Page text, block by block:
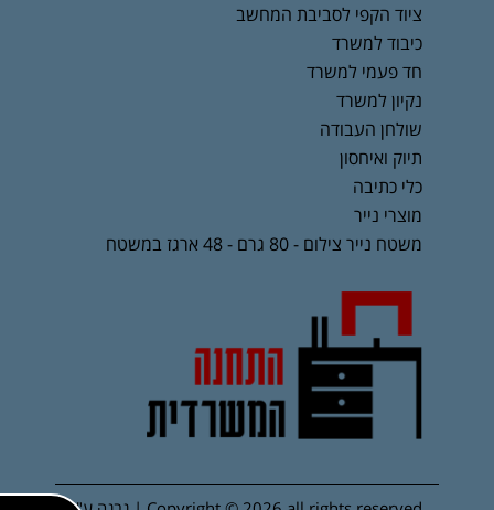
ציוד הקפי לסביבת המחשב
כיבוד למשרד
חד פעמי למשרד
נקיון למשרד
שולחן העבודה
תיוק ואיחסון
כלי כתיבה
מוצרי נייר
משטח נייר צילום - 80 גרם - 48 ארגז במשטח